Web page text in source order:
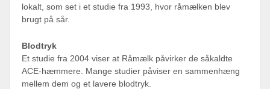
lokalt, som set i et studie fra 1993, hvor råmælken blev
brugt på sår.
Blodtryk
Et studie fra 2004 viser at Råmælk påvirker de såkaldte
ACE-hæmmere. Mange studier påviser en sammenhæng
mellem dem og et lavere blodtryk.